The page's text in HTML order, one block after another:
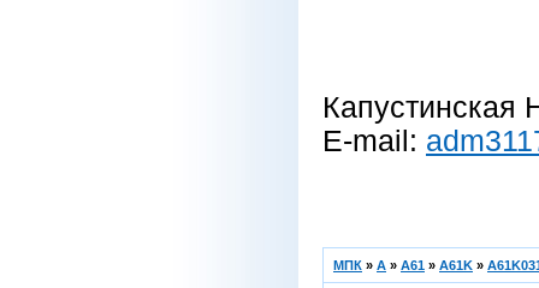
Капустинская
E-mail:
МПК » A » A61 » A61K »